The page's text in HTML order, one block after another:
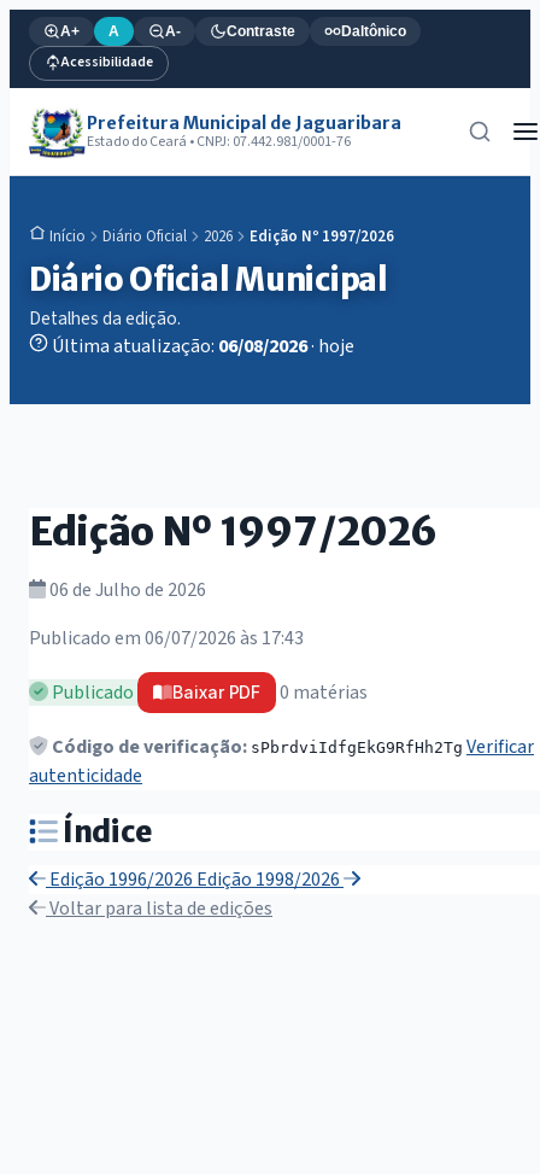
A+ A A- Contraste Daltônico
Acessibilidade
Prefeitura Municipal de Jaguaribara
Estado do Ceará • CNPJ: 07.442.981/0001-76
Início Diário Oficial 2026 Edição Nº 1997/2026
Diário Oficial Municipal
Detalhes da edição.
Última atualização: 06/08/2026· hoje
Edição Nº 1997/2026
06 de Julho de 2026
Publicado em 06/07/2026 às 17:43
Publicado Baixar PDF 0 matérias
Código de verificação: sPbrdviIdfgEkG9RfHh2Tg Verificar
autenticidade
Índice
Edição 1996/2026 Edição 1998/2026
Voltar para lista de edições